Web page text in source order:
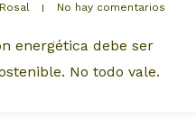
No hay comentarios
energética debe ser
No todo vale.